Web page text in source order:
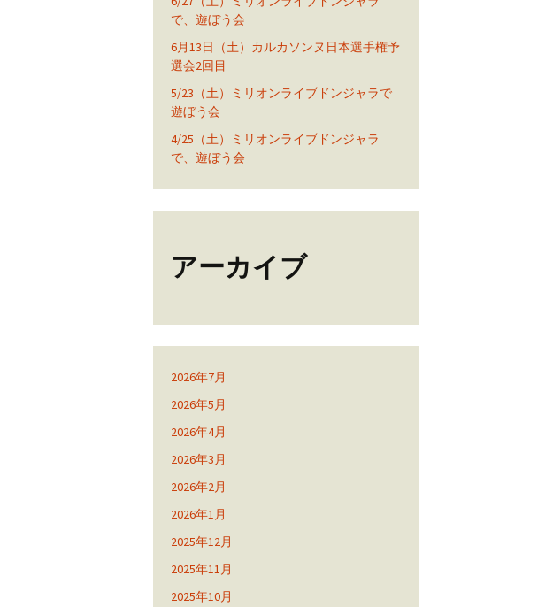
で、遊ぼう会
6月13日（土）カルカソンヌ日本選手権予
選会2回目
5/23（土）ミリオンライブドンジャラで
遊ぼう会
4/25（土）ミリオンライブドンジャラ
で、遊ぼう会
アーカイブ
2026年7月
2026年5月
2026年4月
2026年3月
2026年2月
2026年1月
2025年12月
2025年11月
2025年10月